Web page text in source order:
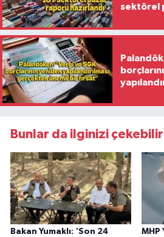
sektörel
Bunlar da ilginizi çekebilir
Bakan Yumaklı: 'Son 24 MHP